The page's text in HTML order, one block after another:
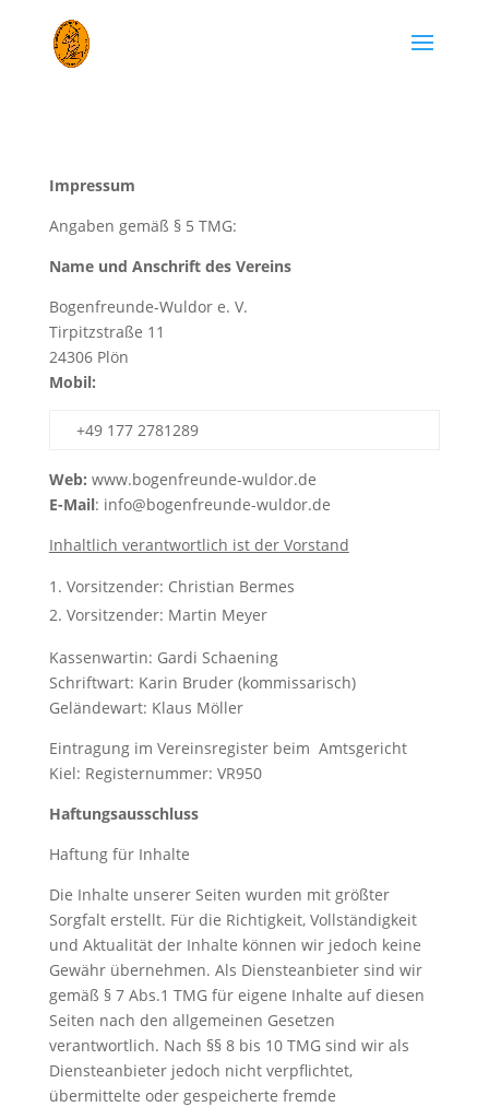
Impressum
Angaben gemäß § 5 TMG:
Name und Anschrift des Vereins
Bogenfreunde-Wuldor e. V.
Tirpitzstraße 11
24306 Plön
Mobil:
+49 177 2781289
Web: www.bogenfreunde-wuldor.de
E-Mail: info@bogenfreunde-wuldor.de
Inhaltlich verantwortlich ist der Vorstand
Vorsitzender: Christian Bermes
Vorsitzender: Martin Meyer
Kassenwartin: Gardi Schaening
Schriftwart: Karin Bruder (kommissarisch)
Geländewart: Klaus Möller
Eintragung im Vereinsregister beim Amtsgericht
Kiel: Registernummer: VR950
Haftungsausschluss
Haftung für Inhalte
Die Inhalte unserer Seiten wurden mit größter
Sorgfalt erstellt. Für die Richtigkeit, Vollständigkeit
und Aktualität der Inhalte können wir jedoch keine
Gewähr übernehmen. Als Diensteanbieter sind wir
gemäß § 7 Abs.1 TMG für eigene Inhalte auf diesen
Seiten nach den allgemeinen Gesetzen
verantwortlich. Nach §§ 8 bis 10 TMG sind wir als
Diensteanbieter jedoch nicht verpflichtet,
übermittelte oder gespeicherte fremde